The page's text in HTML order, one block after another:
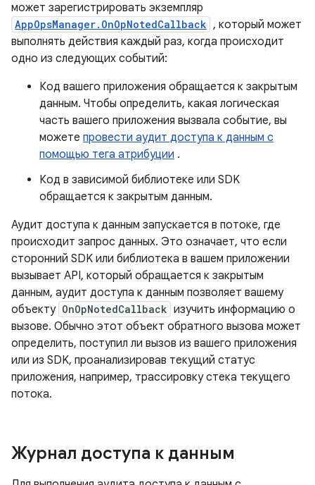
может зарегистрировать экземпляр
AppOpsManager.OnOpNotedCallback , который может
выполнять действия каждый раз, когда происходит
одно из следующих событий:
Код вашего приложения обращается к закрытым
данным. Чтобы определить, какая логическая
часть вашего приложения вызвала событие, вы
можете провести аудит доступа к данным с
помощью тега атрибуции .
Код в зависимой библиотеке или SDK
обращается к закрытым данным.
Аудит доступа к данным запускается в потоке, где
происходит запрос данных. Это означает, что если
сторонний SDK или библиотека в вашем приложении
вызывает API, который обращается к закрытым
данным, аудит доступа к данным позволяет вашему
объекту OnOpNotedCallback изучить информацию о
вызове. Обычно этот объект обратного вызова может
определить, поступил ли вызов из вашего приложения
или из SDK, проанализировав текущий статус
приложения, например, трассировку стека текущего
потока.
Журнал доступа к данным